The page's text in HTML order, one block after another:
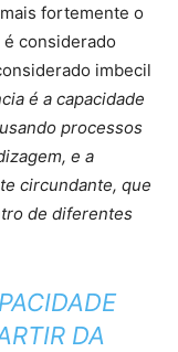
fortemente o
considerado
imbecil
é a capacidade
processos
e a
circundante, que
de diferentes
DA